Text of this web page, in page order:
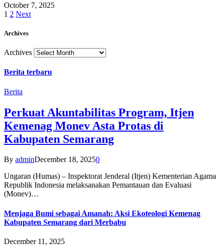
October 7, 2025
1 2 Next
Archives
Archives
Berita terbaru
Berita
Perkuat Akuntabilitas Program, Itjen
Kemenag Monev Asta Protas di
Kabupaten Semarang
By adminDecember 18, 20250
Ungaran (Humas) – Inspektorat Jenderal (Itjen) Kementerian Agama
Republik Indonesia melaksanakan Pemantauan dan Evaluasi
(Monev)…
Menjaga Bumi sebagai Amanah: Aksi Ekoteologi Kemenag
Kabupaten Semarang dari Merbabu
December 11, 2025